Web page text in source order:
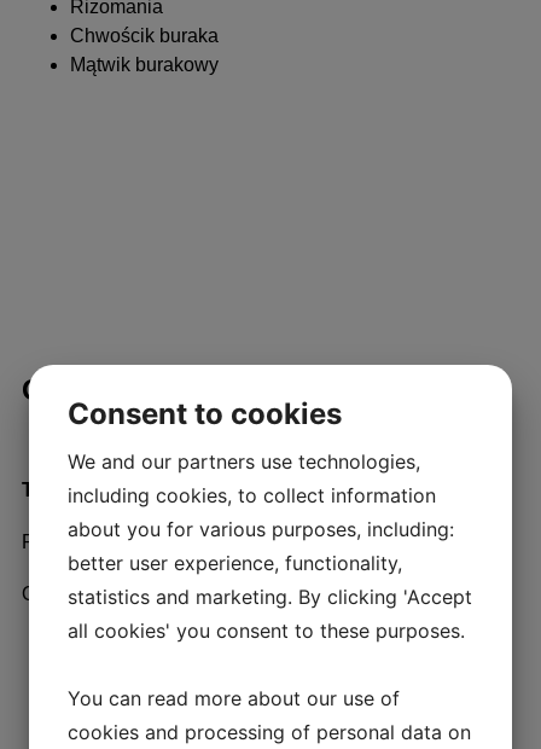
Rizomania
Chwościk buraka
Mątwik burakowy
ODMIANY STANDARDOWE
TOPGUN Rh Cr N
Rejestracja: 2024
Odporności:
Rizomania
Mątwik burakowy
Consent to cookies
We and our partners use technologies,
including cookies, to collect information
about you for various purposes, including:
better user experience, functionality,
statistics and marketing. By clicking 'Accept
all cookies' you consent to these purposes.
You can read more about our use of
cookies and processing of personal data on